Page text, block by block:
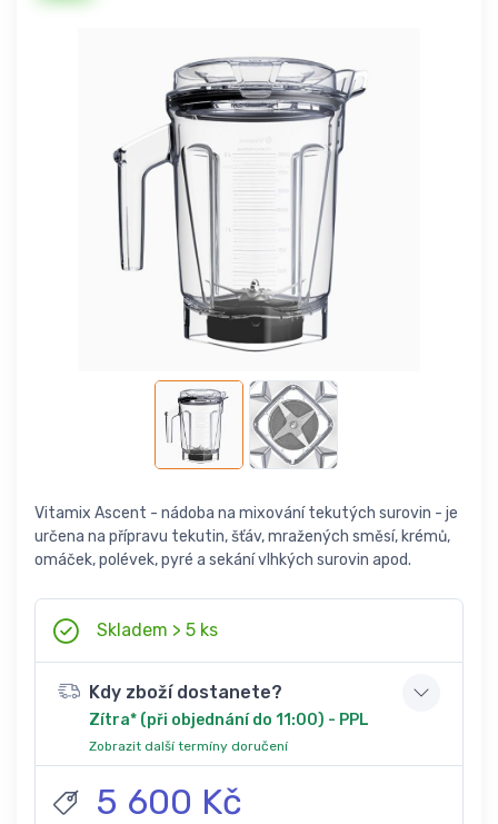
Vitamix Ascent - nádoba na mixování tekutých surovin - je
určena na přípravu tekutin, šťáv, mražených směsí, krémů,
omáček, polévek, pyré a sekání vlhkých surovin apod.
Skladem > 5 ks
Kdy zboží dostanete?
Zítra* (při objednání do 11:00) - PPL
Zobrazit další termíny doručení
5 600 Kč